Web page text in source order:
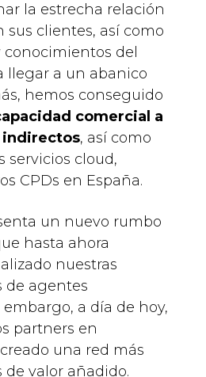
la estrecha relación
sus clientes, así como
del
llegar a un abanico
hemos conseguido
comercial a
indirectos, así como
servicios cloud,
CPDs en España.
un nuevo rumbo
hasta ahora
nuestras
de agentes
embargo, a día de hoy,
partners en
una red más
de valor añadido.